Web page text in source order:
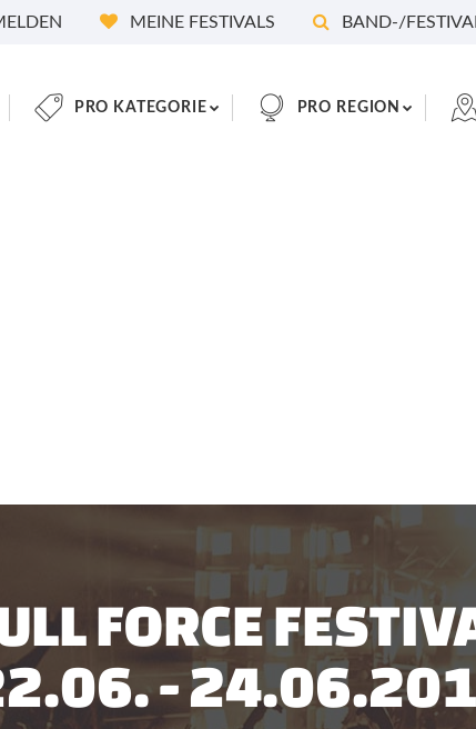
MEINE FESTIVALS BAND-/
PRO KATEGORIE PRO REGION
FORCE
-